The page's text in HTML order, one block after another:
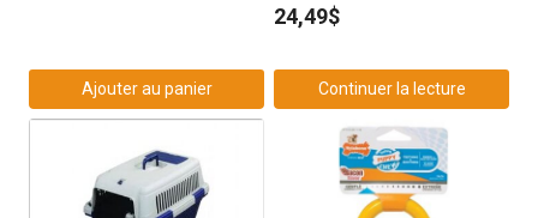
Ajouter au panier
24,49$
Continuer la lecture